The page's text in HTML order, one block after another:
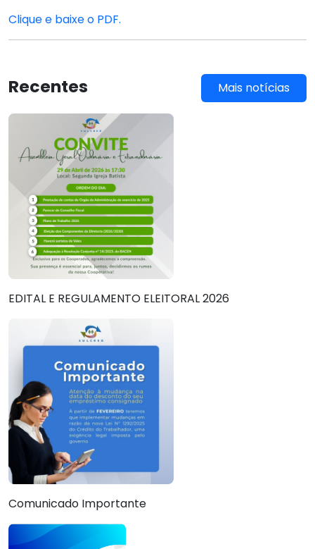
Clique e baixe o PDF.
Recentes Mais notícias
EDITAL E REGULAMENTO ELEITORAL 2026
Comunicado Importante